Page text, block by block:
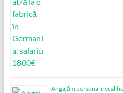
Angajăm personal